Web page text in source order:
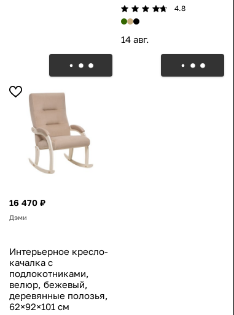
4.8
14 авг.
16 470 ₽
Дэми
Интерьерное кресло-
качалка с
подлокотниками,
велюр, бежевый,
деревянные полозья,
62×92×101 см